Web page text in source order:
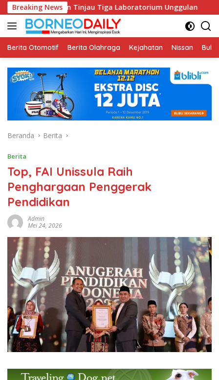
Langsung
ke
konten
Breaking News
Tinjau Tiga Laboratorium Unggulan Pustakawan
Berita Otomotif Berita Olahraga Kejahatan Nissan
Beranda Berita
Berita
Top, FAI Unissula Raih
Penghargaan Penggerak
Pendidikan
Admin
Mei 24, 2026